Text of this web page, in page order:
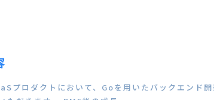
プロダクトにおいて、Goを用いたバックエンド